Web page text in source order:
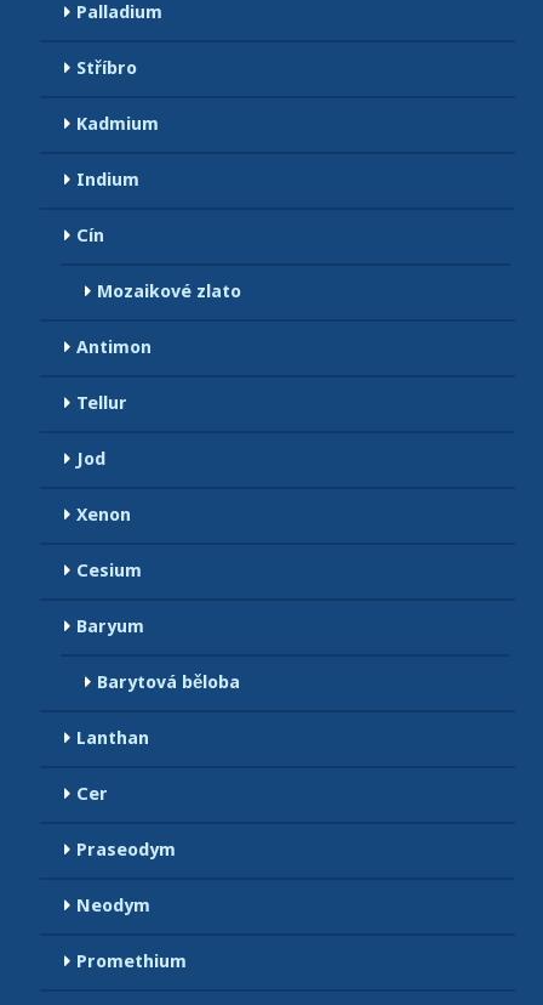
Palladium
Stříbro
Kadmium
Indium
Cín
Mozaikové zlato
Antimon
Tellur
Jod
Xenon
Cesium
Baryum
Barytová běloba
Lanthan
Cer
Praseodym
Neodym
Promethium